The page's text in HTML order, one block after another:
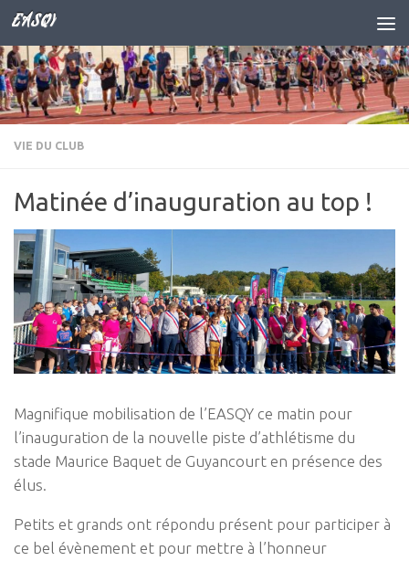
Skip to content
EASQY
VIE DU CLUB
Matinée d’inauguration au top !
Magnifique mobilisation de l’EASQY ce matin pour
l’inauguration de la nouvelle piste d’athlétisme du
stade Maurice Baquet de Guyancourt en présence des
élus.
Petits et grands ont répondu présent pour participer à
ce bel évènement et pour mettre à l’honneur